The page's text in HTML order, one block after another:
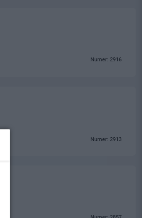
Numer: 2916
Numer: 2913